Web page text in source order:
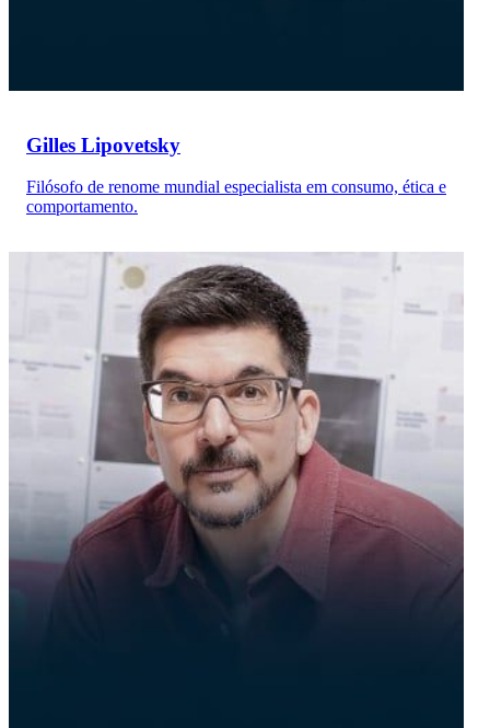
Gilles Lipovetsky
Filósofo de renome mundial especialista em consumo, ética e
comportamento.